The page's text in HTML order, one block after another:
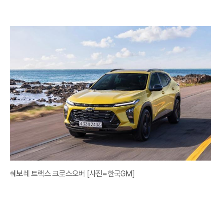
쉐보레 트랙스 크로스오버 [사진=한국GM]